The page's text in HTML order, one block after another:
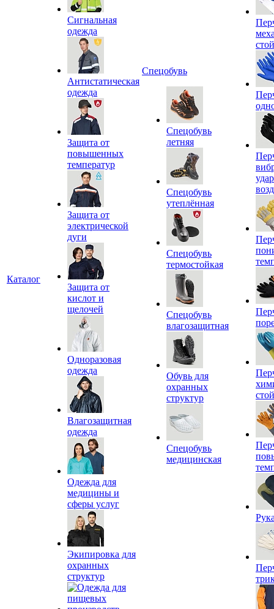
Каталог
Сигнальная
одежда
Антистатическая
одежда
Защита от
повышенных
температур
Защита от
электрической
дуги
Защита от
кислот и
щелочей
Одноразовая
одежда
Влагозащитная
одежда
Одежда для
медицины и
сферы услуг
Экипировка для
охранных
структур
Спецобувь
Спецобувь
летняя
Спецобувь
утеплённая
Спецобувь
термостойкая
Спецобувь
влагозащитная
Обувь для
охранных
структур
Спецобувь
медицинская